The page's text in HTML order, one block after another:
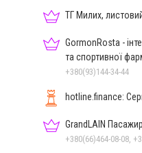
ТГ Милих,
GormonRosta -
та спортивної
+380(93)144-34-44
hotline.finance:
GrandLAIN
+380(66)464-08-08,